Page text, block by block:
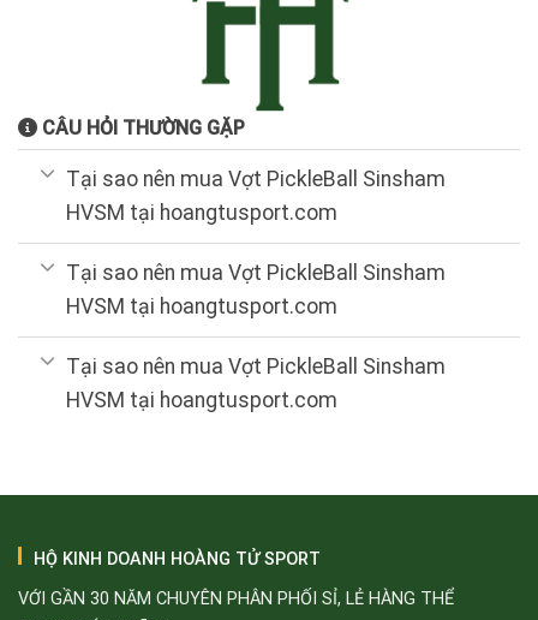
CÂU HỎI THƯỜNG GẶP
Tại sao nên mua Vợt PickleBall Sinsham
HVSM tại hoangtusport.com
Tại sao nên mua Vợt PickleBall Sinsham
HVSM tại hoangtusport.com
Tại sao nên mua Vợt PickleBall Sinsham
HVSM tại hoangtusport.com
HỘ KINH DOANH HOÀNG TỬ SPORT
VỚI GẦN 30 NĂM CHUYÊN PHÂN PHỐI SỈ, LẺ HÀNG THỂ